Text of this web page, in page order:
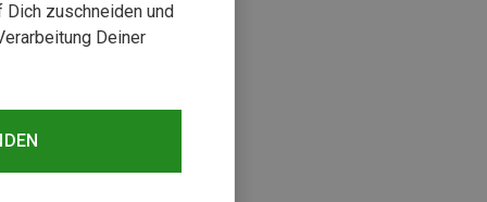
zuschneiden und
Deiner